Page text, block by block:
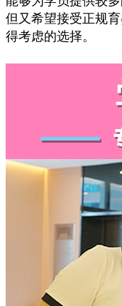
但又希望接受正规
得考虑的选择。